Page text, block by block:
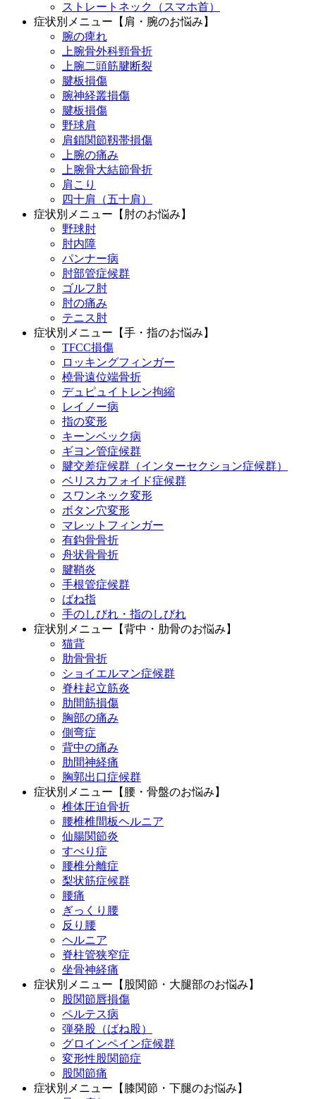
ストレートネック（スマホ首）
症状別メニュー【肩・腕のお悩み】
腕の痺れ
上腕骨外科頸骨折
上腕二頭筋腱断裂
腱板損傷
腕神経叢損傷
腱板損傷
野球肩
肩鎖関節靱帯損傷
上腕の痛み
上腕骨大結節骨折
肩こり
四十肩（五十肩）
症状別メニュー【肘のお悩み】
野球肘
肘内障
パンナー病
肘部管症候群
ゴルフ肘
肘の痛み
テニス肘
症状別メニュー【手・指のお悩み】
TFCC損傷
ロッキングフィンガー
橈骨遠位端骨折
デュピュイトレン拘縮
レイノー病
指の変形
キーンベック病
ギヨン管症候群
腱交差症候群（インターセクション症候群）
ベリスカフォイド症候群
スワンネック変形
ボタン穴変形
マレットフィンガー
有鈎骨骨折
舟状骨骨折
腱鞘炎
手根管症候群
ばね指
手のしびれ・指のしびれ
症状別メニュー【背中・肋骨のお悩み】
猫背
肋骨骨折
ショイエルマン症候群
脊柱起立筋炎
肋間筋損傷
胸部の痛み
側弯症
背中の痛み
肋間神経痛
胸郭出口症候群
症状別メニュー【腰・骨盤のお悩み】
椎体圧迫骨折
腰椎椎間板ヘルニア
仙腸関節炎
すべり症
腰椎分離症
梨状筋症候群
腰痛
ぎっくり腰
反り腰
ヘルニア
脊柱管狭窄症
坐骨神経痛
症状別メニュー【股関節・大腿部のお悩み】
股関節唇損傷
ペルテス病
弾発股（ばね股）
グロインペイン症候群
変形性股関節症
股関節痛
症状別メニュー【膝関節・下腿のお悩み】